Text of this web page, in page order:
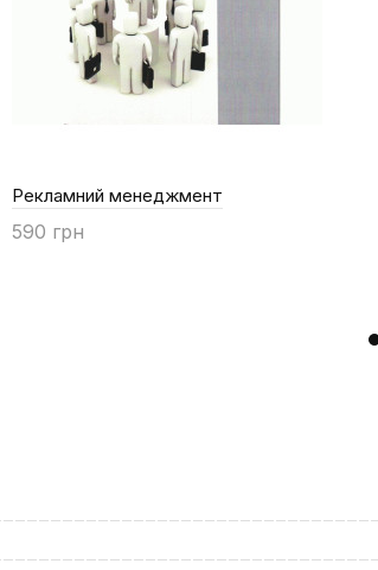
Рекламний менеджмент
590 грн